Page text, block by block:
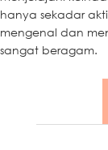
hanya sekadar
mengenal dan
sangat beragam.